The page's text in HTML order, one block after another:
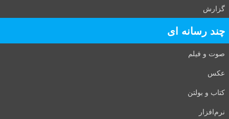
گزارش
چند رسانه ای
صوت و فیلم
عکس
کتاب و بولتن
نرم‌افزار